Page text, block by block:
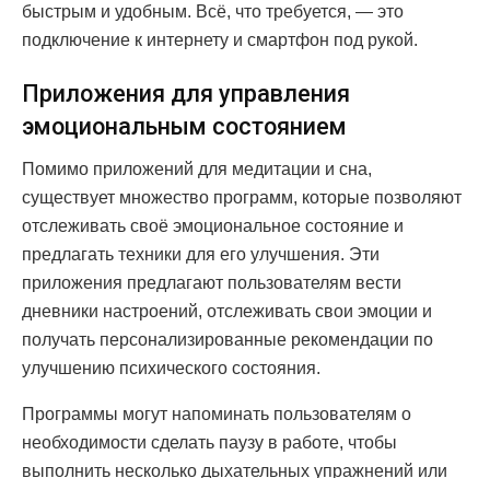
быстрым и удобным. Всё, что требуется, — это
подключение к интернету и смартфон под рукой.
Приложения для управления
эмоциональным состоянием
Помимо приложений для медитации и сна,
существует множество программ, которые позволяют
отслеживать своё эмоциональное состояние и
предлагать техники для его улучшения. Эти
приложения предлагают пользователям вести
дневники настроений, отслеживать свои эмоции и
получать персонализированные рекомендации по
улучшению психического состояния.
Программы могут напоминать пользователям о
необходимости сделать паузу в работе, чтобы
выполнить несколько дыхательных упражнений или